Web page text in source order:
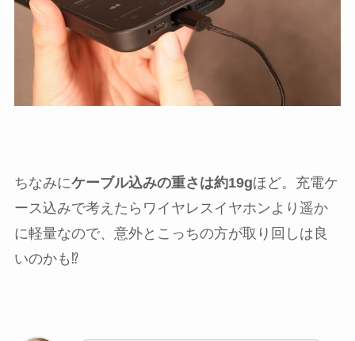
ちなみにケーブル込みの重さは約19gほど。充電ケ
ース込みで考えたらワイヤレスイヤホンより遥か
に軽量なので、意外とこっちの方が取り回しは良
いのかも⁉︎